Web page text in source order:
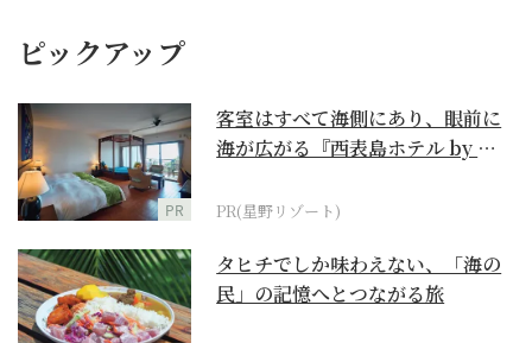
ピックアップ
PR
客室はすべて海側にあり、眼前に
海が広がる『西表島ホテル by 星
PR(星野リゾート)
タヒチでしか味わえない、「海の
民」の記憶へとつながる旅